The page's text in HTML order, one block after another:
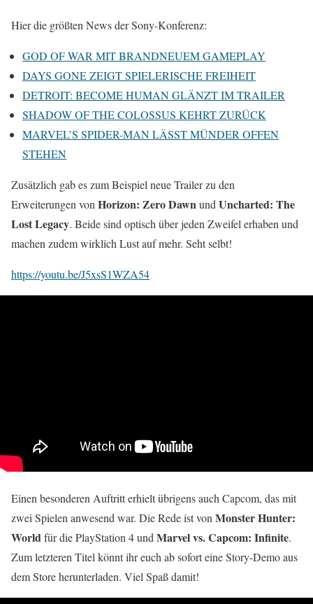
Hier die größten News der Sony-Konferenz:
GOD OF WAR MIT BRANDNEUEM GAMEPLAY
DAYS GONE ZEIGT SPIELERISCHE FREIHEIT
DETROIT: BECOME HUMAN GLÄNZT IM TRAILER
SHADOW OF THE COLOSSUS KEHRT ZURÜCK
MARVEL’S SPIDER-MAN LÄSST MÜNDER OFFEN
STEHEN
Zusätzlich gab es zum Beispiel neue Trailer zu den
Erweiterungen vonHorizon: Zero DawnundUncharted: The
Lost Legacy. Beide sind optisch über jeden Zweifel erhaben und
machen zudem wirklich Lust auf mehr. Seht selbt!
https://youtu.be/J5xsS1WZA54
Einen besonderen Auftritt erhielt übrigens auch Capcom, das mit
zwei Spielen anwesend war. Die Rede ist von Monster Hunter:
Worldfür die PlayStation 4 und Marvel vs. Capcom: Infinite.
Zum letzteren Titel könnt ihr euch ab sofort eine Story-Demo aus
dem Store herunterladen. Viel Spaß damit!